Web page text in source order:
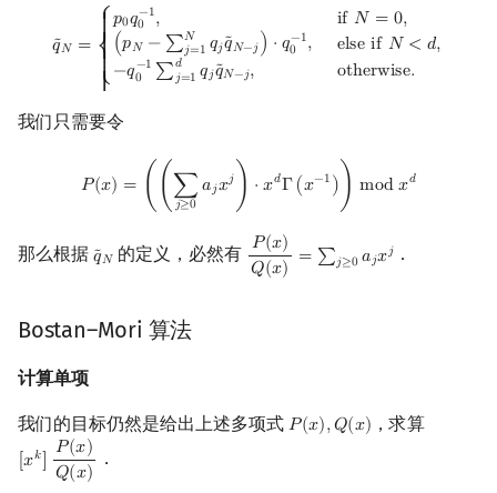
˜
𝑞𝑁 =
⎧
{
{
{⎨{ {
{
⎩
𝑝0𝑞−1
0 , if 𝑁 = 0,
(𝑝𝑁 − ∑𝑁
𝑗=1 𝑞𝑗˜
𝑞𝑁−𝑗) ⋅ 𝑞−1
0 , else if 𝑁 < 𝑑,
−𝑞−1
0 ∑𝑑
𝑗=1 𝑞𝑗˜
𝑞𝑁−𝑗, otherwise.
0−1,ifN q0 −1, else if
我们只需要令
𝑃(𝑥) = ( ( ∑
𝑗≥0
𝑎𝑗𝑥𝑗 ) ⋅ 𝑥𝑑Γ(𝑥−1) ) mod𝑥𝑑
x) =((∑j≥ j)⋅ (x mod
那么根据 ˜
𝑞𝑁
q~ N
的定义，必然有 𝑃(𝑥)
𝑄(𝑥) = ∑𝑗≥0 𝑎𝑗𝑥𝑗
P(x)Q( x)= ∑j≥0ajxj ．
Bostan–Mori 算法
计算单项
我们的目标仍然是给出上述多项式 𝑃(𝑥),𝑄(𝑥)
P(x),Q(x) ，求算
[𝑥𝑘] 𝑃(𝑥)
𝑄(𝑥)
xk P(x)Q(x )．